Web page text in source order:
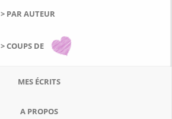
> PAR AUTEUR
> COUPS DE
MES ÉCRITS
A PROPOS